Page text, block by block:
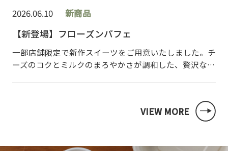
2026.06.10 新商品
【新登場】フローズンパフェ
一部店舗限定で新作スイーツをご用意いたしました。チ
ーズのコクとミルクのまろやかさが調和した、贅沢な味
VIEW MORE